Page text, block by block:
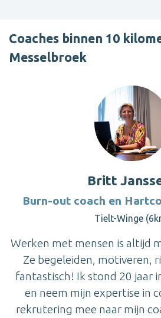
Coaches binnen 10
Messelbroek
Britt
Burn-out coach en
Tielt-Winge
Werken met mensen is altijd
Ze begeleiden, motiveren,
fantastisch! Ik stond 20 jaar
en neem mijn expertise in
rekrutering mee naar mijn